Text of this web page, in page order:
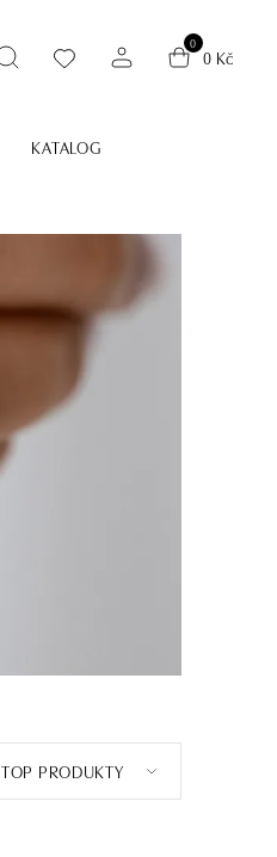
0
0 Kč
KATALOG
TOP PRODUKTY